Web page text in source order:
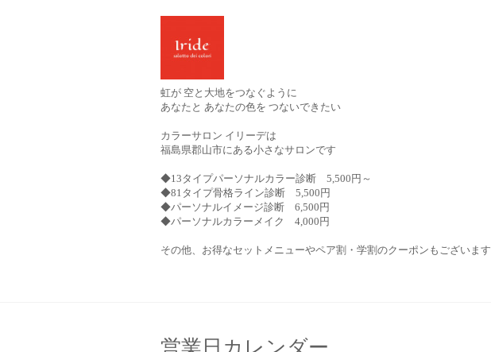
虹が 空と大地をつなぐように
あなたと あなたの色を つないできたい
カラーサロン イリーデは
福島県郡山市にある小さなサロンです
◆13タイプパーソナルカラー診断 5,500円～
◆81タイプ骨格ライン診断 5,500円
◆パーソナルイメージ診断 6,500円
◆パーソナルカラーメイク 4,000円
その他、お得なセットメニューやペア割・学割のクーポンもございます